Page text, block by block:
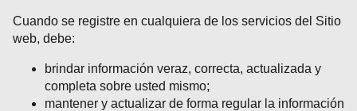
Cuando se registre en cualquiera de los servicios del Sitio
web, debe:
brindar información veraz, correcta, actualizada y
completa sobre usted mismo;
mantener y actualizar de forma regular la información